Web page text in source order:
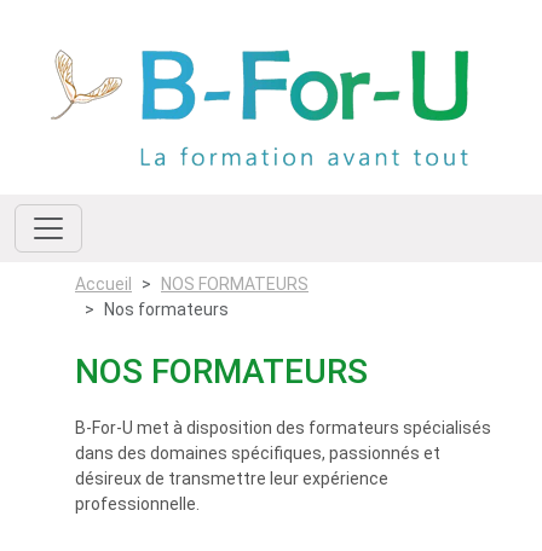
Accueil
NOS FORMATEURS
Nos formateurs
NOS FORMATEURS
B-For-U met à disposition des formateurs spécialisés
dans des domaines spécifiques, passionnés et
désireux de transmettre leur expérience
professionnelle.